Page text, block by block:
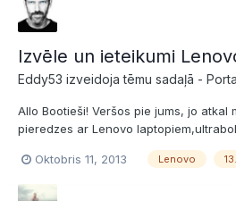
Izvēle un ieteikumi
Eddy53 izveidoja tēmu sadaļā -
Allo Bootieši! Veršos pie jums, jo atkal
pieredzes ar Lenovo
Gribēju noskaidrot un varbūt ir kāds
Ideapad vai Thinkpad sērijas ar 13....
Oktobris 11, 2013 Lenovo